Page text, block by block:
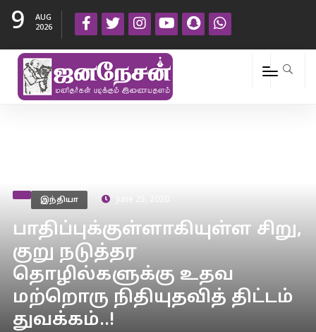
9
AUG
2026
இந்தியா
பாதிப்புக்குள்ளாகியுள்ள சிறு,
குறு நடுத்தர
தொழில்களுக்கு உதவ
மற்றொரு நிதியுதவித் திட்டம்
துவக்கம்..!